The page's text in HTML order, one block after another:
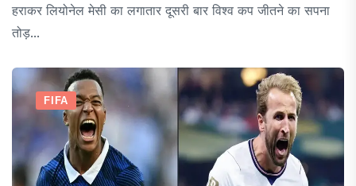
हराकर लियोनेल मेसी का लगातार दूसरी बार विश्व कप जीतने का सपना
तोड़...
FIFA